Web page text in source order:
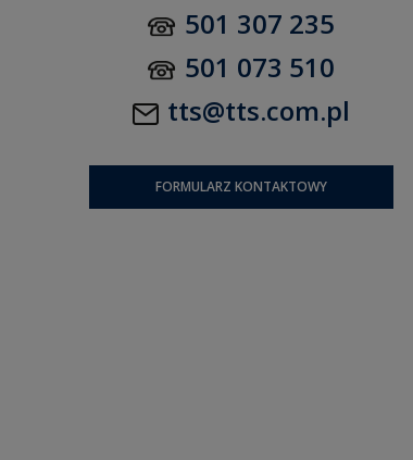
501 307 235
501 073 510
tts@tts.com.pl
FORMULARZ KONTAKTOWY